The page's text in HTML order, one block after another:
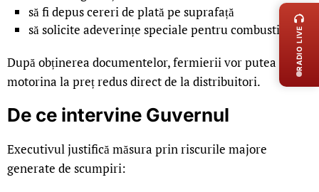
să fi depus cereri de plată pe suprafață
să solicite adeverințe speciale pentru combustibil
După obținerea documentelor, fermierii vor putea ridica
motorina la preț redus direct de la distribuitori.
De ce intervine Guvernul
Executivul justifică măsura prin riscurile majore
generate de scumpiri:
RADIO LIVE